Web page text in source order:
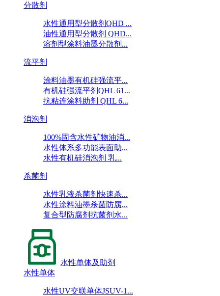
分散剂
水性通用型分散剂QHD ...
油性通用型分散剂 QHD...
溶剂型涂料油墨分散剂...
流平剂
涂料油墨有机硅强流平...
有机硅强流平剂QHL 61...
抗粘连涂料助剂 QHL 6...
消泡剂
100%固含水性矿物油消...
水性体系多功能表面助...
水性有机硅消泡剂 乳...
杀菌剂
水性乳液杀菌剂快速杀...
水性涂料油墨杀菌防腐...
复合型防腐剂抗菌剂水...
水性单体及助剂
水性单体
水性UV交联单体JSUV-1...